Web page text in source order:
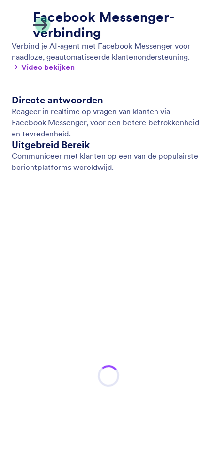
Facebook Messenger-
verbinding
Verbind je AI-agent met Facebook Messenger voor
naadloze, geautomatiseerde klantenondersteuning.
Video bekijken
Directe antwoorden
Reageer in realtime op vragen van klanten via
Facebook Messenger, voor een betere betrokkenheid
en tevredenheid.
Uitgebreid Bereik
Communiceer met klanten op een van de populairste
berichtplatforms wereldwijd.